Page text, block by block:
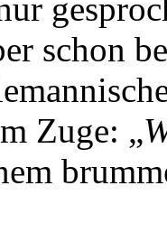
schon
Zuge: „